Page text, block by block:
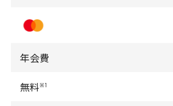
年会費
無料※1